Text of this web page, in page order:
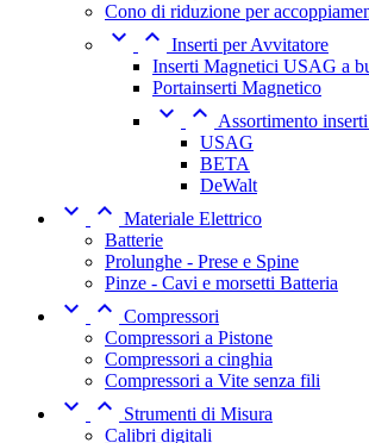
Cono di riduzione per
  Inserti per Avvitatore
Inserti Magnetici USAG a
Portainserti Magnetico
  Assortimento
USAG
BETA
DeWalt
  Materiale Elettrico
Batterie
Prolunghe - Prese e Spine
Pinze - Cavi e morsetti Batteria
  Compressori
Compressori a Pistone
Compressori a cinghia
Compressori a Vite senza fili
 
Strumenti di Misura
Calibri digitali